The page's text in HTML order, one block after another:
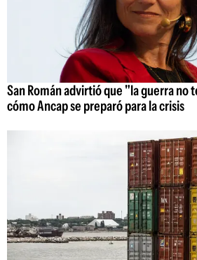
San Román advirtió que "la guerra no
cómo Ancap se preparó para la crisis